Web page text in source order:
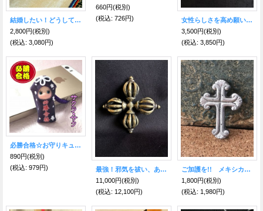
結婚したい！どうしても！ボリビア ウエディングカップル人形＆ミニチュア結婚証明書SET♥ エケコ人形小物＜結婚・絆を深める＞
2,800円(税別)
(税込: 3,080円)
660円(税別)
(税込: 726円)
女性らしさを高め願いを叶える♪クレセント・サン・キャッチャーS 幸運を呼ぶ♪光のおまじない
3,500円(税別)
(税込: 3,850円)
必勝合格☆お守りキューピー【お守り屋さん限定】
890円(税別)
(税込: 979円)
最強！邪気を祓い、あらゆる事を成功・成就させる！チベットの開運密教法具 ダブルドルジェ
11,000円(税別)
(税込: 12,100円)
ご加護を!! メキシカンピュータークロス 十字架
1,800円(税別)
(税込: 1,980円)